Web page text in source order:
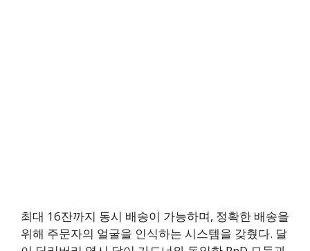
최대 16잔까지 동시 배송이 가능하며, 정확한 배송을
위해 주문자의 얼굴을 인식하는 시스템을 갖췄다. 달